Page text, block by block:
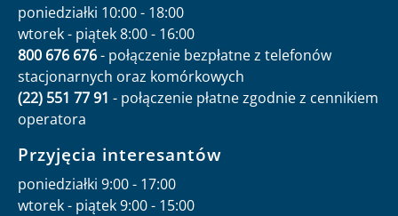
poniedziałki 10:00 - 18:00
wtorek - piątek 8:00 - 16:00
800 676 676- połączenie bezpłatne z telefonów
stacjonarnych oraz komórkowych
(22) 551 77 91 - połączenie płatne zgodnie z cennikiem
operatora
Przyjęcia interesantów
poniedziałki 9:00 - 17:00
wtorek - piątek 9:00 - 15:00